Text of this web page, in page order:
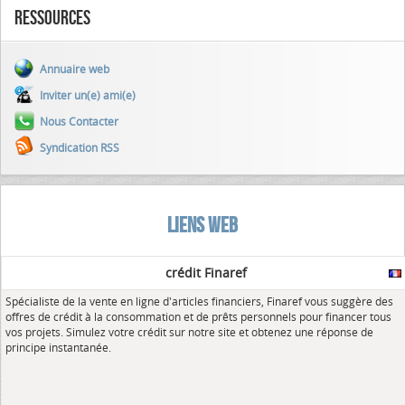
Ressources
Annuaire web
Inviter un(e) ami(e)
Nous Contacter
Syndication RSS
LIENS WEB
crédit Finaref
Spécialiste de la vente en ligne d'articles financiers, Finaref vous suggère des
offres de crédit à la consommation et de prêts personnels pour financer tous
vos projets. Simulez votre crédit sur notre site et obtenez une réponse de
principe instantanée.